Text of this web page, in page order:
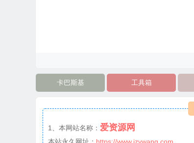
卡巴斯基 工具箱
1、本网站名称： 爱资源网